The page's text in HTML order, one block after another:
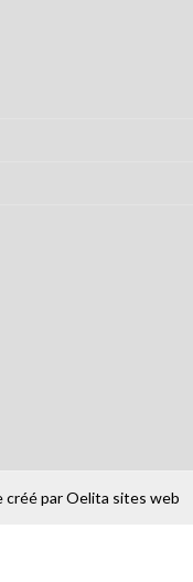
créé parOelita sites web